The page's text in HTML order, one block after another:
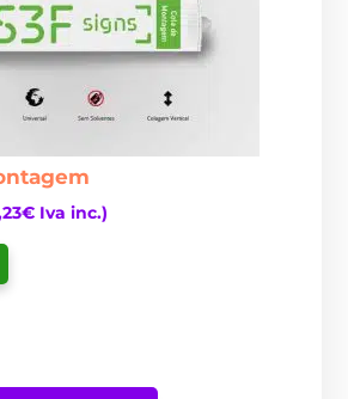
€ Iva inc.)